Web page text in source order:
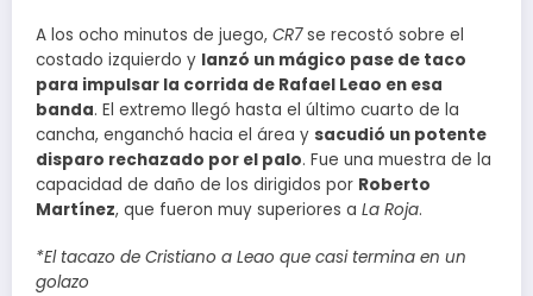
A los ocho minutos de juego, CR7se recostó sobre el
costado izquierdo y lanzó un mágico pase de taco
para impulsar la corrida de Rafael Leao en esa
banda. El extremo llegó hasta el último cuarto de la
cancha, enganchó hacia el área y sacudió un potente
disparo rechazado por el palo. Fue una muestra de la
capacidad de daño de los dirigidos por Roberto
Martínez, que fueron muy superiores a La Roja.
*El tacazo de Cristiano a Leao que casi termina en un
golazo